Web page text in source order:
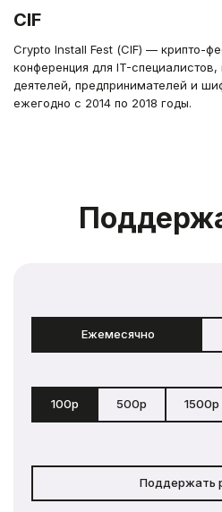
CIF
Crypto Install Fest (СIF) — крипто-
конференция для IT-
деятелей, предпринимателей и
ежегодно с 2014 по 2018 годы.
Ежемесячно
100р 500р 1500р
Поддержать